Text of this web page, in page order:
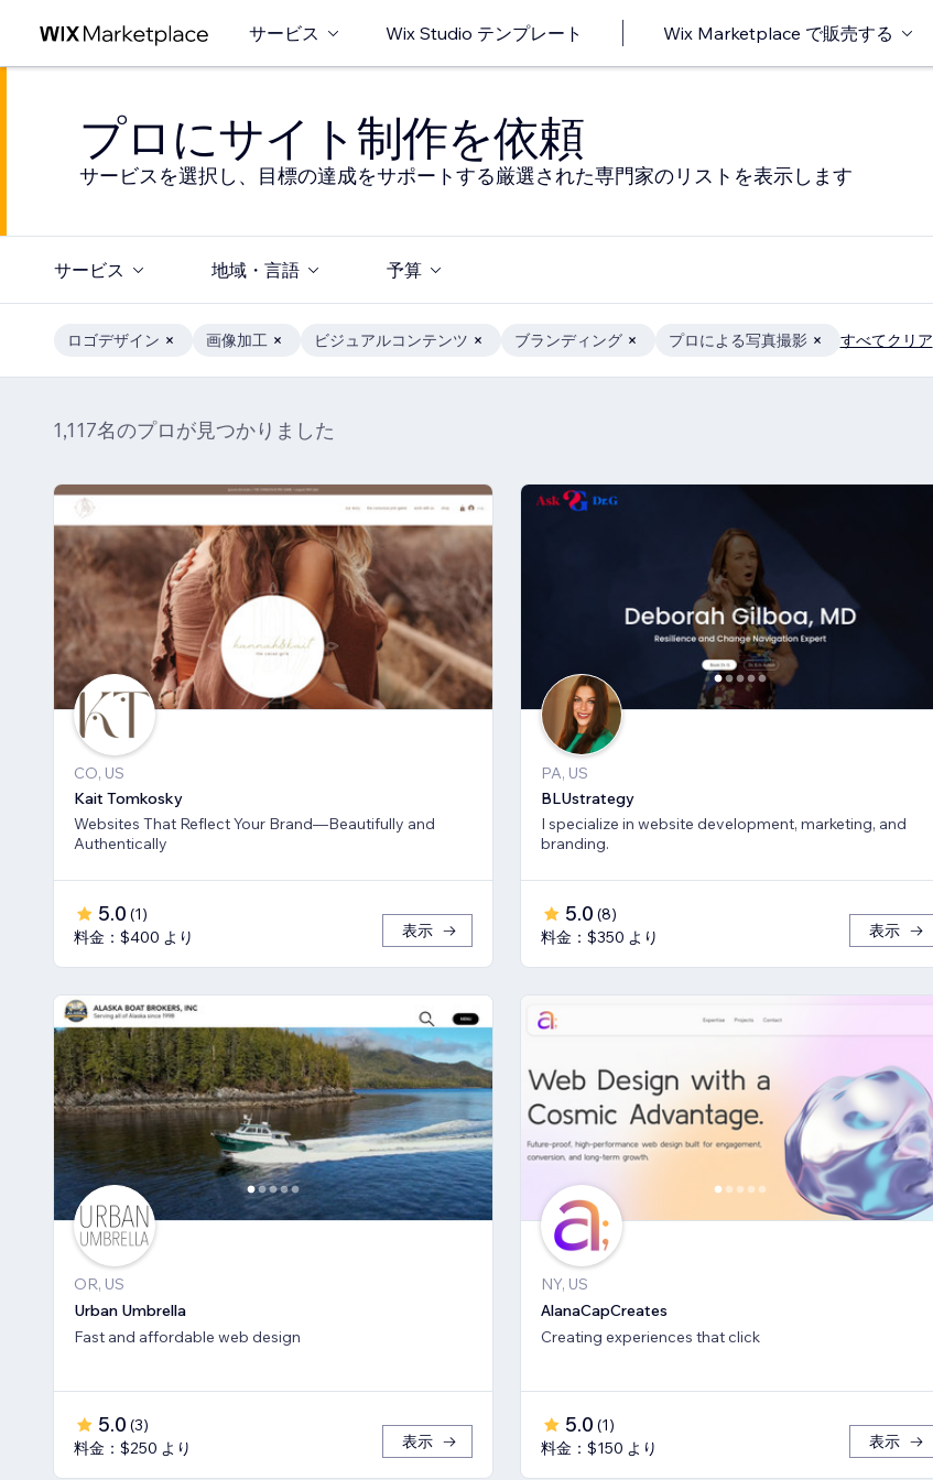
サービス Wix Studio テンプレート Wix Marketplace で販売する
プロにサイト制作を依頼
サービスを選択し、目標の達成をサポートする厳選された専門家のリストを表示します
サービス 地域・言語 予算
ロゴデザイン 画像加工 ビジュアルコンテンツ ブランディング プロによる写真撮影 すべてクリア
1,117名のプロが見つかりました
CO, US
Kait Tomkosky
Websites That Reflect Your Brand—Beautifully and
Authentically
5.0 (1)
料金：$400 より
表示
PA, US
BLUstrategy
I specialize in website development, marketing, and
branding.
5.0 (8)
料金：$350 より
表示
OR, US
Urban Umbrella
Fast and affordable web design
5.0 (3)
料金：$250 より
表示
NY, US
AlanaCapCreates
Creating experiences that click
5.0 (1)
料金：$150 より
表示